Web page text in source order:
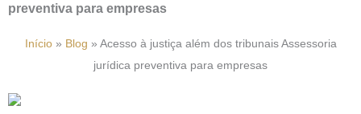
preventiva para empresas
Início» Blog » Acesso à justiça além dos tribunais Assessoria
jurídica preventiva para empresas